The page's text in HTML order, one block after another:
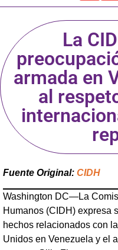
La
armada en
al
Fuente Original: CIDH
Washington DC—La
Humanos (CIDH) expresa
hechos relacionados con
Unidos en Venezuela y el